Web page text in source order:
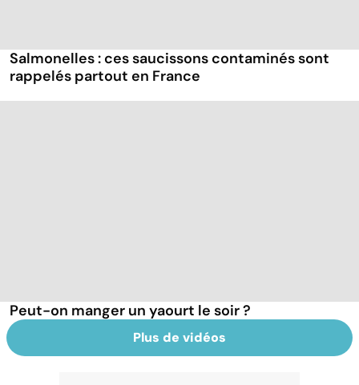
Salmonelles : ces saucissons contaminés sont
rappelés partout en France
Peut-on manger un yaourt le soir ?
Plus de vidéos